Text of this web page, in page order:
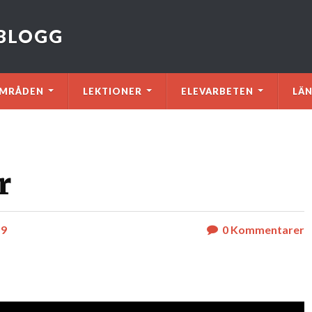
LEKTIONER ELEVARBETEN
0Kommentarer